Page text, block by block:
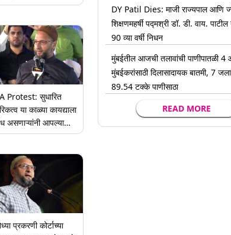
पहिला डोस घेतला
Protest: सुधारित
या काळ्या कायद्याला
असणाऱ्यांनी आपल्या
तिरंगा फडकावा -
प्रकरणी कोर्टाच्या
DY Patil Dies: माजी राज्यपाल आणि
शिक्षणमहर्षी पद्मश्री डॉ. डी. वाय. पाटील
90 व्या वर्षी निधन
मुंबईतील आजची तलावांची पाणीपातळी
मुंबईकरांसाठी दिलासादायक बातमी, 7
89.54 टक्के पाणीसाठा
READ MORE